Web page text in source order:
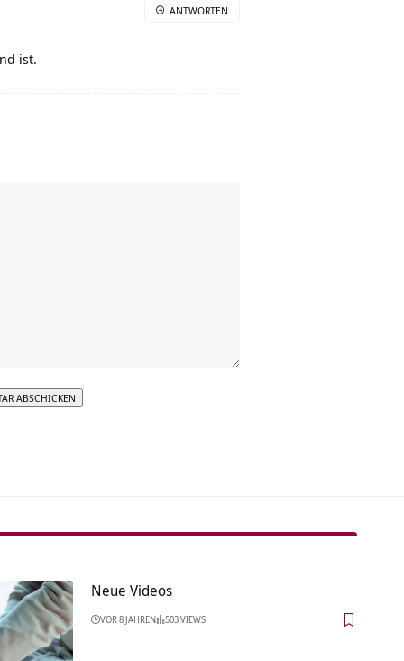
ist.
ANTWORTEN
Neue Videos
VOR 8 JAHREN 503 VIEWS